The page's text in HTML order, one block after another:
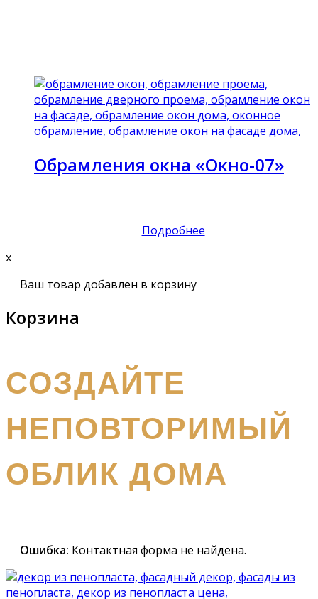
Обрамления окна «Окно-07»
Подробнее
x
Ваш товар добавлен в корзину
Корзина
СОЗДАЙТЕ
НЕПОВТОРИМЫЙ
ОБЛИК ДОМА
Ошибка: Контактная форма не найдена.